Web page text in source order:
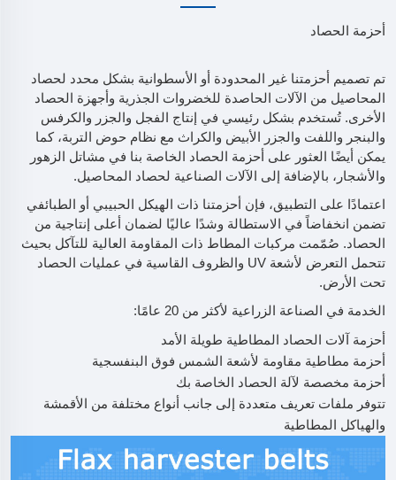
أحزمة الحصاد
تم تصميم أحزمتنا غير المحدودة أو الأسطوانية بشكل محدد لحصاد
المحاصيل من الآلات الحاصدة للخضروات الجذرية وأجهزة الحصاد
الأخرى. تُستخدم بشكل رئيسي في إنتاج الفجل والجزر والكرفس
والبنجر واللفت والجزر الأبيض والكراث مع نظام حوض التربة، كما
يمكن أيضًا العثور على أحزمة الحصاد الخاصة بنا في مشاتل الزهور
والأشجار، بالإضافة إلى الآلات الصناعية لحصاد المحاصيل.
اعتمادًا على التطبيق، فإن أحزمتنا ذات الهيكل الحبيبي أو الطبائفي
تضمن انخفاضاً في الاستطالة وشدًا عاليًا لضمان أعلى إنتاجية من
الحصاد. صُمّمت مركبات المطاط ذات المقاومة العالية للتآكل بحيث
تتحمل التعرض لأشعة UV والظروف القاسية في عمليات الحصاد
تحت الأرض.
الخدمة في الصناعة الزراعية لأكثر من 20 عامًا:
أحزمة آلات الحصاد المطاطية طويلة الأمد
أحزمة مطاطية مقاومة لأشعة الشمس فوق البنفسجية
أحزمة مخصصة لآلة الحصاد الخاصة بك
تتوفر ملفات تعريف متعددة إلى جانب أنواع مختلفة من الأقمشة
والهياكل المطاطية